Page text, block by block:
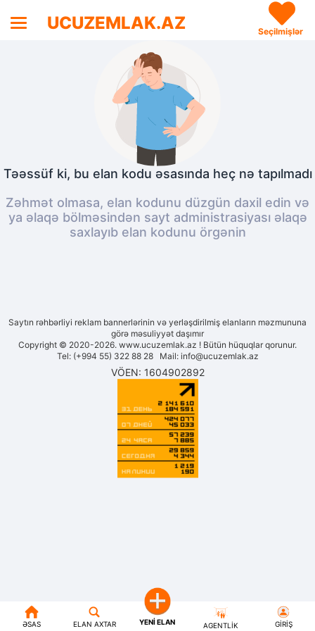
UCUZEMLAK.AZ Seçilmişlər
Təəssüf ki, bu elan kodu əsasında heç nə tapılmadı
Zəhmət olmasa, elan kodunu düzgün daxil edin və
ya əlaqə bölməsindən sayt administrasiyası əlaqə
saxlayıb elan kodunu örgənin
ƏSAS ELAN AXTAR YENI ELAN AGENTLIK GIRIŞ
Saytın rəhbərliyi reklam bannerlərinin və yerləşdirilmiş elanların məzmununa
görə məsuliyyət daşımır
Copyright © 2020-2026. www.ucuzemlak.az ! Bütün hüquqlar qorunur.
Tel: (+994 55) 322 88 28 Mail: info@ucuzemlak.az
VÖEN: 1604902892